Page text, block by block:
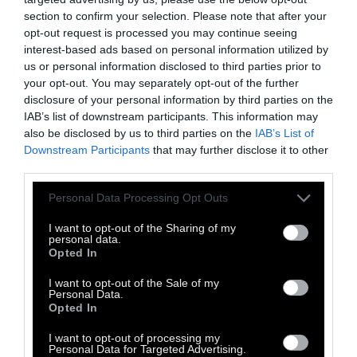
section to confirm your selection. Please note that after your
opt-out request is processed you may continue seeing
interest-based ads based on personal information utilized by
us or personal information disclosed to third parties prior to
your opt-out. You may separately opt-out of the further
disclosure of your personal information by third parties on the
IAB’s list of downstream participants. This information may
also be disclosed by us to third parties on the IAB’s List of
Downstream Participants that may further disclose it to other
Personal Data Processing Opt Outs
I want to opt-out of the Sharing of my
personal data.
Opted In
I want to opt-out of the Sale of my
Personal Data.
Opted In
I want to opt-out of processing my
Personal Data for Targeted Advertising.
νόσου Αλτσχάιμερ και της άνοιας.
«Η συσσώρευση πρωτεϊνών Ταυ προκαλεί
Αλτσχάιμερ, επομένως υπάρχει σαφής
σύνδεση ανάμεσα στους μηχανισμούς
αποβολής των πρωτεϊνών και τις
νευροεκφυλιστικές ασθένειες. Ωστόσο
γνωρίζουμε λιγότερα πράγματα αναφορικά
με το πώς αυτοί οι μηχανισμοί επηρεάζουν
την κανονική γνωστική παρακμή στα πλαίσια
Ρούμπενσταϊν.
επιστήμονες φαίνεται να αδυνατούν να
συμφωνήσουν ακόμη και σε βασικά
ερωτήματα, όπως για παράδειγμα το «τι